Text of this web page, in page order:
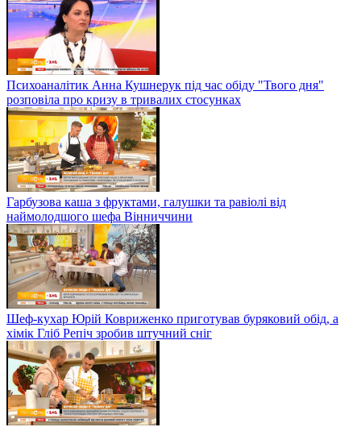
Психоаналітик Анна Кушнерук під час обіду "Твого дня"
розповіла про кризу в тривалих стосунках
Гарбузова каша з фруктами, галушки та равіолі від
наймолодшого шефа Вінниччини
Шеф-кухар Юрій Ковриженко приготував буряковий обід, а
хімік Гліб Репіч зробив штучний сніг